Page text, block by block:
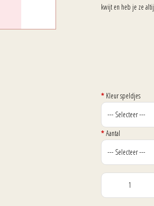
kwijt en heb je ze
* Kleur speldjes
* Aantal